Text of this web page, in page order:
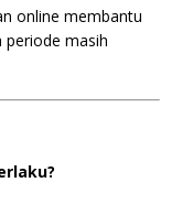
online membantu
masih